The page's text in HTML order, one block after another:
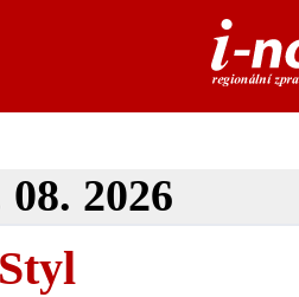
08. 2026
Styl